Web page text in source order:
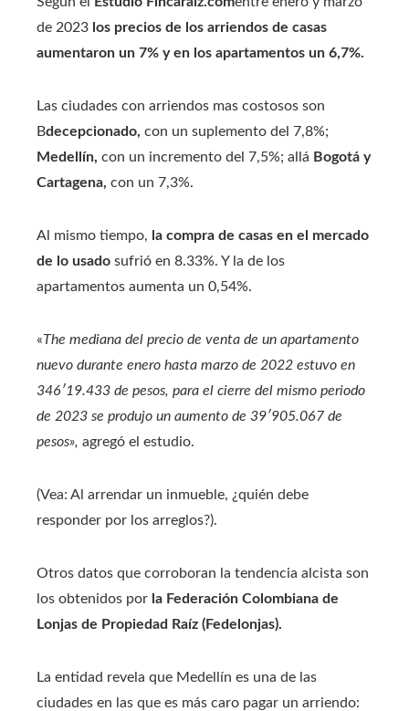
de 2023 los precios de los arriendos de casas
aumentaron un 7% y en los apartamentos un 6,7%.
Las ciudades con arriendos mas costosos son
Bdecepcionado, con un suplemento del 7,8%;
Medellín, con un incremento del 7,5%; allá Bogotá y
Cartagena, con un 7,3%.
Al mismo tiempo, la compra de casas en el mercado
de lo usado sufrió en 8.33%. Y la de los
apartamentos aumenta un 0,54%.
«The mediana del precio de venta de un apartamento
nuevo durante enero hasta marzo de 2022 estuvo en
346′19.433 de pesos, para el cierre del mismo periodo
de 2023 se produjo un aumento de 39′905.067 de
pesos», agregó el estudio.
(Vea: Al arrendar un inmueble, ¿quién debe
responder por los arreglos?).
Otros datos que corroboran la tendencia alcista son
los obtenidos por la Federación Colombiana de
Lonjas de Propiedad Raíz (Fedelonjas).
La entidad revela que Medellín es una de las
ciudades en las que es más caro pagar un arriendo: